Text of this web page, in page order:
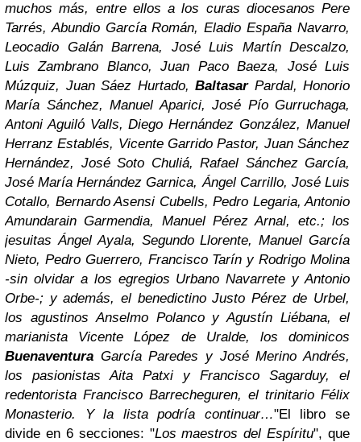
muchos más, entre ellos a los curas diocesanos Pere
Tarrés, Abundio García Román, Eladio España Navarro,
Leocadio Galán Barrena, José Luis Martín Descalzo,
Luis Zambrano Blanco, Juan Paco Baeza, José Luis
Múzquiz, Juan Sáez Hurtado, BaltasarPardal, Honorio
María Sánchez, Manuel Aparici, José Pío Gurruchaga,
Antoni Aguiló Valls, Diego Hernández González, Manuel
Herranz Establés, Vicente Garrido Pastor, Juan Sánchez
Hernández, José Soto Chuliá, Rafael Sánchez García,
José María Hernández Garnica, Ángel Carrillo, José Luis
Cotallo, Bernardo Asensi Cubells, Pedro Legaria, Antonio
Amundarain Garmendia, Manuel Pérez Arnal, etc.; los
jesuitas Ángel Ayala, Segundo Llorente, Manuel García
Nieto, Pedro Guerrero, Francisco Tarín y Rodrigo Molina
-sin olvidar a los egregios Urbano Navarrete y Antonio
Orbe-; y además, el benedictino Justo Pérez de Urbel,
los agustinos Anselmo Polanco y Agustín Liébana, el
marianista Vicente López de Uralde, los dominicos
Buenaventura García Paredes y José Merino Andrés,
los pasionistas Aita Patxi y Francisco Sagarduy, el
redentorista Francisco Barrecheguren, el trinitario Félix
Monasterio. Y la lista podría continuar…"El libro se
divide en 6 secciones: "Los maestros del Espíritu", que